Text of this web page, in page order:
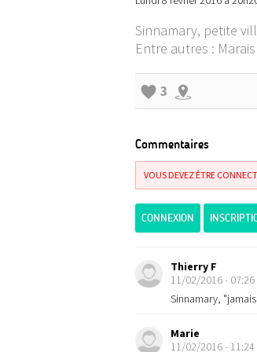
Sinnamary, petite
Entre autres :
3
Commentaires
VOUS DEVEZ ÊTRE
CONNEXION
Thierry F
11/02/2016 - 07:26
Sinnamary,
Marie
11/02/2016 - 11:24